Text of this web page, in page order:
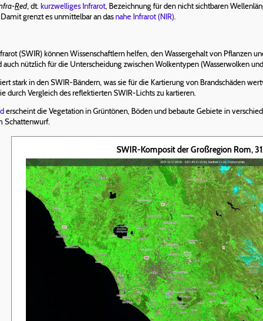
Red, dt. kurzwelliges Infrarot, Bezeichnung für den nicht sichtbaren
grenzt es unmittelbar an dasnahe Infrarot (NIR).
(SWIR) können Wissenschaftlern helfen, den Wassergehalt von Pflanzen
auch nützlich für die Unterscheidung zwischen Wolkentypen (Wasserwolken
stark in den SWIR-Bändern, was sie für die Kartierung von Brandschäden
durch Vergleich des reflektierten SWIR-Lichts zu kartieren.
erscheint die Vegetation in Grüntönen, Böden und bebaute Gebiete in
Schattenwurf.
SWIR-Komposit der Großregion Rom,